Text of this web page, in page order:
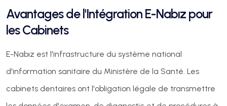
Avantages de l'Intégration E-Nabız pour
les Cabinets
E-Nabız est l'infrastructure du système national
d'information sanitaire du Ministère de la Santé. Les
cabinets dentaires ont l'obligation légale de transmettre